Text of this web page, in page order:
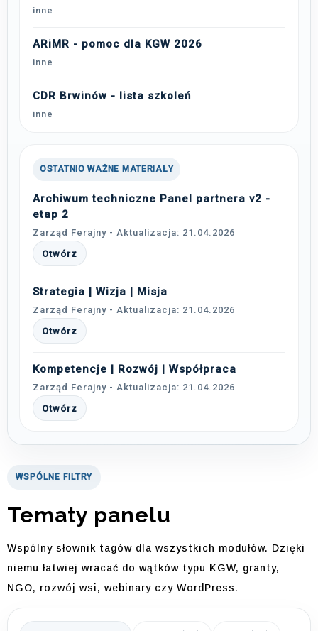
inne
ARiMR - pomoc dla KGW 2026
inne
CDR Brwinów - lista szkoleń
inne
OSTATNIO WAŻNE MATERIAŁY
Archiwum techniczne Panel partnera v2 -
etap 2
Zarząd Ferajny - Aktualizacja: 21.04.2026
Otwórz
Strategia | Wizja | Misja
Zarząd Ferajny - Aktualizacja: 21.04.2026
Otwórz
Kompetencje | Rozwój | Współpraca
Zarząd Ferajny - Aktualizacja: 21.04.2026
Otwórz
WSPÓLNE FILTRY
Tematy panelu
Wspólny słownik tagów dla wszystkich modułów. Dzięki
niemu łatwiej wracać do wątków typu KGW, granty,
NGO, rozwój wsi, webinary czy WordPress.